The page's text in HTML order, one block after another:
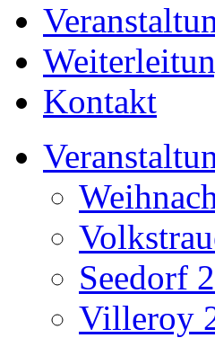
Kontakt
Seedorf
Villeroy